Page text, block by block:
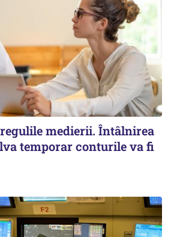
medierii. Întâlnirea
temporar conturile va fi